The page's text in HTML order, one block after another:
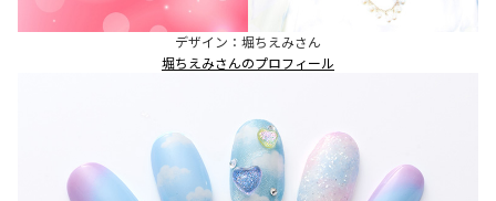
デザイン：堀ちえみさん
堀ちえみさんのプロフィール